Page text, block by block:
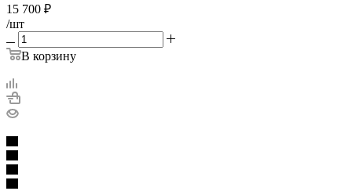
15 700 ₽
/шт
В корзину